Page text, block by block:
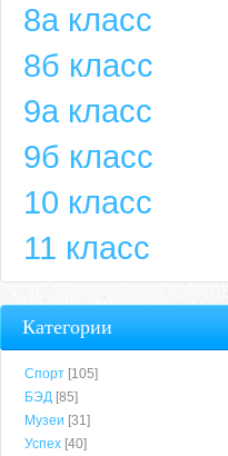
8а класс
8б класс
9а класс
9б класс
10 класс
11 класс
Категории
Спорт [105]
БЭД [85]
Музеи [31]
Успех [40]